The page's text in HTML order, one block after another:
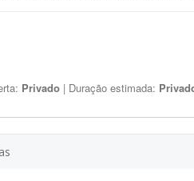
Privado | Duração estimada: